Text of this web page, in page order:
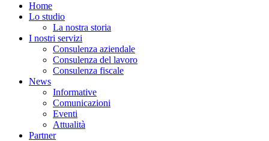
Home
Lo studio
La nostra storia
I nostri servizi
Consulenza aziendale
Consulenza del lavoro
Consulenza fiscale
News
Informative
Comunicazioni
Eventi
Attualità
Partner